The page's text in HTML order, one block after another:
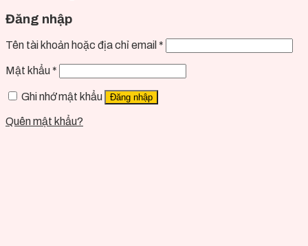
Đăng nhập
Tên tài khoản hoặc địa chỉ email *
Mật khẩu *
Ghi nhớ mật khẩu Đăng nhập
Quên mật khẩu?